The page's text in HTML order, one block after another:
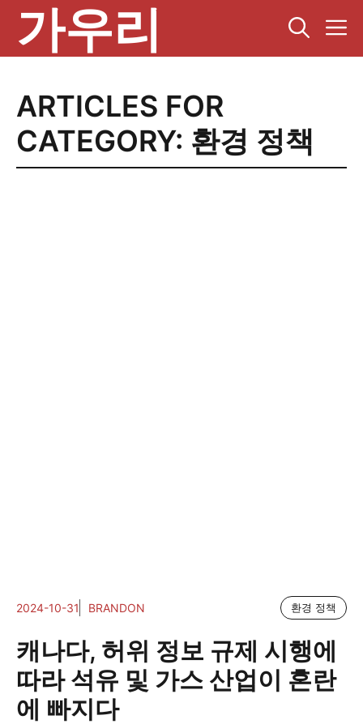
가우리
ARTICLES FOR
CATEGORY: 환경 정책
2024-10-31 BRANDON 환경 정책
캐나다, 허위 정보 규제 시행에
따라 석유 및 가스 산업이 혼란
에 빠지다